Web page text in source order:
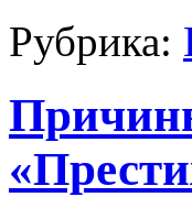
Рубрика: